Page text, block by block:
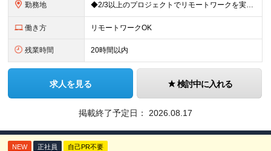
勤務地 ◆2/3以上のプロジェクトでリモートワークを実施中！ ≪自社拠点≫ ・東京本社／東京都千代田区丸の内二丁目6番1号 丸の内パークビルディング6階 ・関西支社／⼤阪府⼤阪市中央区安⼟町2-3-13 ⼤
働き方 リモートワークOK
残業時間 20時間以内
求人を見る 検討中に入れる
掲載終了予定日： 2026.08.17
NEW 正社員 自己PR不要